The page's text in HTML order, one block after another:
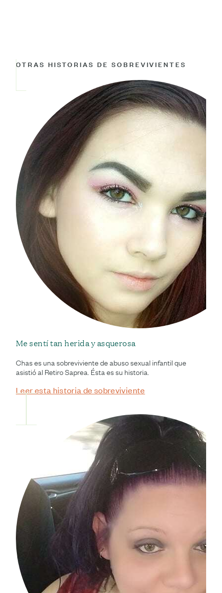
OTRAS HISTORIAS DE SOBREVIVIENTES
Me sentí tan herida y asquerosa
Chas es una sobreviviente de abuso sexual infantil que
asistió al Retiro Saprea. Ésta es su historia.
Leer esta historia de sobreviviente